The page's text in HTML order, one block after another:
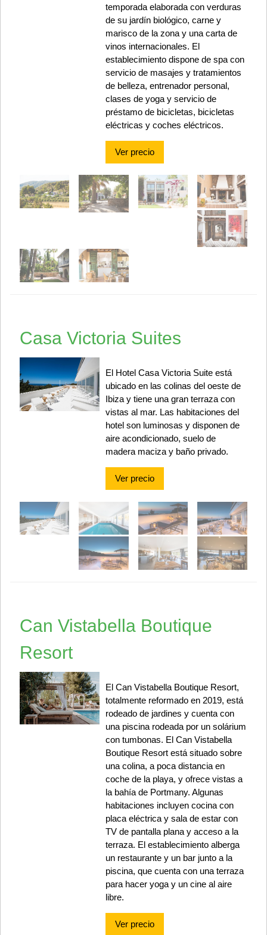
temporada elaborada con verduras
de su jardín biológico, carne y
marisco de la zona y una carta de
vinos internacionales. El
establecimiento dispone de spa con
servicio de masajes y tratamientos
de belleza, entrenador personal,
clases de yoga y servicio de
préstamo de bicicletas, bicicletas
eléctricas y coches eléctricos.
Ver precio
Casa Victoria Suites
El Hotel Casa Victoria Suite está
ubicado en las colinas del oeste de
Ibiza y tiene una gran terraza con
vistas al mar. Las habitaciones del
hotel son luminosas y disponen de
aire acondicionado, suelo de
madera maciza y baño privado.
Ver precio
Can Vistabella Boutique
Resort
El Can Vistabella Boutique Resort,
totalmente reformado en 2019, está
rodeado de jardines y cuenta con
una piscina rodeada por un solárium
con tumbonas. El Can Vistabella
Boutique Resort está situado sobre
una colina, a poca distancia en
coche de la playa, y ofrece vistas a
la bahía de Portmany. Algunas
habitaciones incluyen cocina con
placa eléctrica y sala de estar con
TV de pantalla plana y acceso a la
terraza. El establecimiento alberga
un restaurante y un bar junto a la
piscina, que cuenta con una terraza
para hacer yoga y un cine al aire
libre.
Ver precio